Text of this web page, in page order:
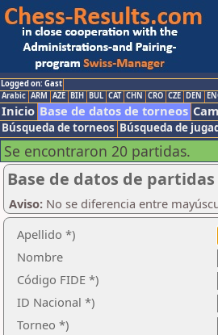
Logged on: Gast
Arabic ARM AZE BIH BUL CAT CHN CRO CZE DEN
Inicio Base de datos de torneos
Búsqueda de torneos Búsqueda de
Se encontraron 20 partidas.
Base de datos de partidas
Aviso: No se diferencia entre
Apellido *)
Nombre
Código FIDE *)
ID Nacional *)
Torneo *)